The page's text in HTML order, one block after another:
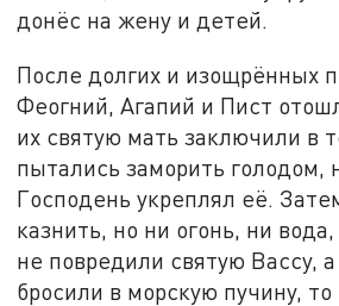
донёс на жену и детей.
После долгих и изощрённых
Феогний, Агапий и Пист
их святую мать заключили в
пытались заморить голодом,
Господень укреплял её.
казнить, но ни огонь, ни
не повредили святую Вассу,
бросили в морскую пучину,